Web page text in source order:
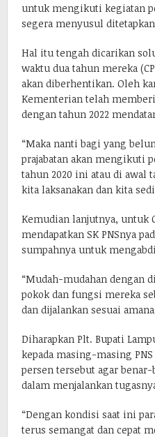
untuk mengikuti kegiatan
segera menyusul ditetapkan
Hal itu tengah dicarikan
waktu dua tahun mereka
akan diberhentikan. Oleh
Kementerian telah
dengan tahun 2022
“Maka nanti bagi yang
prajabatan akan mengikuti
tahun 2020 ini atau di awal
kita laksanakan dan kita
Kemudian lanjutnya, untuk
mendapatkan SK PNSnya
sumpahnya untuk
“Mudah-mudahan dengan
pokok dan fungsi mereka
dan dijalankan sesuai
Diharapkan Plt. Bupati
kepada masing-masing
persen tersebut agar
dalam menjalankan
“Dengan kondisi saat ini
terus semangat dan cepat